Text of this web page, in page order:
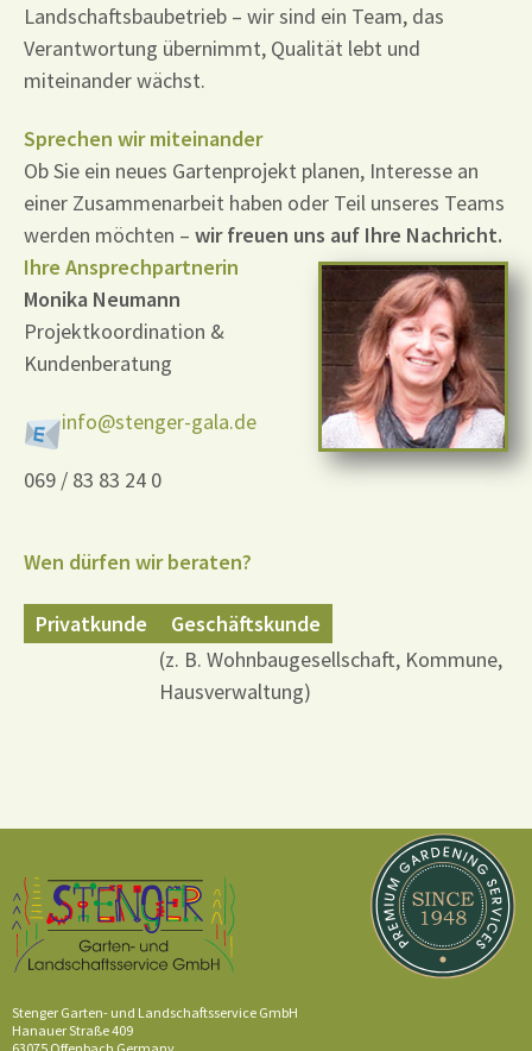
Landschaftsbaubetrieb – wir sind ein Team, das
Verantwortung übernimmt, Qualität lebt und
miteinander wächst.
Sprechen wir miteinander
Ob Sie ein neues Gartenprojekt planen, Interesse an
einer Zusammenarbeit haben oder Teil unseres Teams
werden möchten – wir freuen uns auf Ihre Nachricht.
Ihre Ansprechpartnerin
Monika Neumann
Projektkoordination &
Kundenberatung
info@stenger-gala.de
069 / 83 83 24 0
Wen dürfen wir beraten?
Privatkunde
Geschäftskunde
(z. B. Wohnbaugesellschaft, Kommune,
Hausverwaltung)
Stenger Garten- und Landschaftsservice GmbH
Hanauer Straße 409